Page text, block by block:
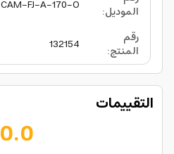
الموديل:
CAM-FJ-A-170-O
رقم
المنتج:
132154
التقييمات
0.0